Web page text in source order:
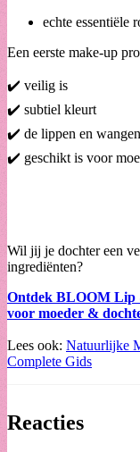
echte essentiële
Een eerste make-up
✔️ veilig is
✔️ subtiel kleurt
✔️ de lippen en
✔️ geschikt is voor
Wil jij je dochter een
ingrediënten?
Ontdek BLOOM Lip
voor moeder &
Lees ook: Natuurlijke
Complete Gids
Reacties